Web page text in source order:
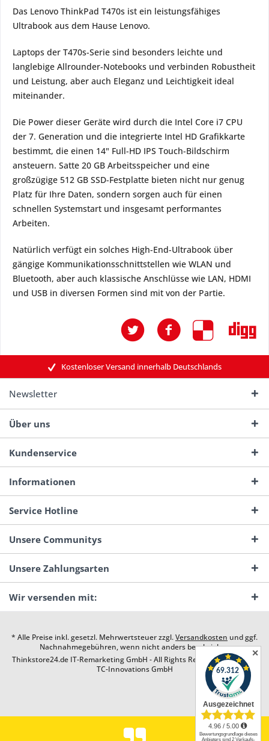
Das Lenovo ThinkPad T470s ist ein leistungsfähiges
Ultrabook aus dem Hause Lenovo.
Laptops der T470s-Serie sind besonders leichte und
langlebige Allrounder-Notebooks und verbinden Robustheit
und Leistung, aber auch Eleganz und Leichtigkeit ideal
miteinander.
Die Power dieser Geräte wird durch die Intel Core i7 CPU
der 7. Generation und die integrierte Intel HD Grafikkarte
bestimmt, die einen 14" Full-HD IPS Touch-Bildschirm
ansteuern. Satte 20 GB Arbeitsspeicher und eine
großzügige 512 GB SSD-Festplatte bieten nicht nur genug
Platz für Ihre Daten, sondern sorgen auch für einen
schnellen Systemstart und insgesamt performantes
Arbeiten.
Natürlich verfügt ein solches High-End-Ultrabook über
gängige Kommunikationsschnittstellen wie WLAN und
Bluetooth, aber auch klassische Anschlüsse wie LAN, HDMI
und USB in diversen Formen sind mit von der Partie.
Kostenloser Versand innerhalb Deutschlands
Newsletter
Über uns
Kundenservice
Informationen
Service Hotline
Unsere Communitys
Unsere Zahlungsarten
Wir versenden mit:
* Alle Preise inkl. gesetzl. Mehrwertsteuer zzgl.Versandkosten und ggf.
Nachnahmegebühren, wenn nicht anders beschrieben
Thinkstore24.de IT-Remarketing GmbH - All Rights Reserved. Design by
TC-Innovations GmbH
✕